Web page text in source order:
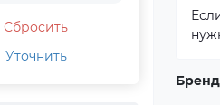
Сбросить
Уточнить
Бренд